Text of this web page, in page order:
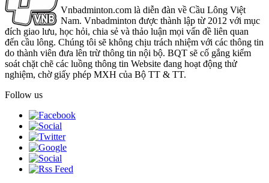
Vnbadminton.com là diễn đàn về Cầu Lông Việt
Nam. Vnbadminton được thành lập từ 2012 với mục
đích giao lưu, học hỏi, chia sẻ và thảo luận mọi vấn đề liên quan
đến cầu lông. Chúng tôi sẽ không chịu trách nhiệm với các thông tin
do thành viên đưa lên trừ thông tin nội bộ. BQT sẽ cố gắng kiểm
soát chặt chẽ các luồng thông tin Website đang hoạt động thử
nghiệm, chờ giấy phép MXH của Bộ TT & TT.
Follow us